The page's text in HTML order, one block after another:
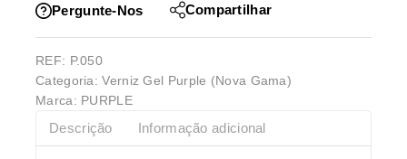
Pergunte-Nos Compartilhar
REF: P.050
Categoria:Verniz Gel Purple (Nova Gama)
Marca: PURPLE
Descrição Informação adicional